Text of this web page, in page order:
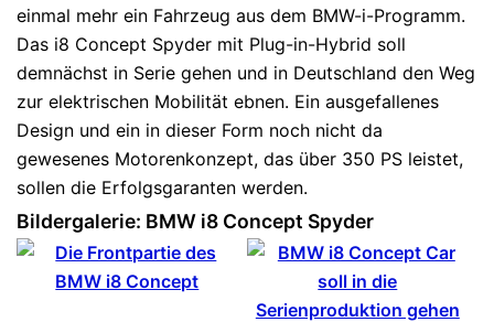
einmal mehr ein Fahrzeug aus dem BMW-i-Programm.
Das i8 Concept Spyder mit Plug-in-Hybrid soll
demnächst in Serie gehen und in Deutschland den Weg
zur elektrischen Mobilität ebnen. Ein ausgefallenes
Design und ein in dieser Form noch nicht da
gewesenes Motorenkonzept, das über 350 PS leistet,
sollen die Erfolgsgaranten werden.
Bildergalerie: BMW i8 Concept Spyder